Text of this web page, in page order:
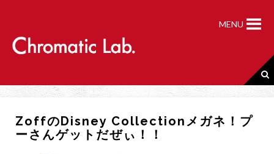
MENU
ZoffのDisney Collectionメガネ！プ
ーさんゲットだぜぃ！！